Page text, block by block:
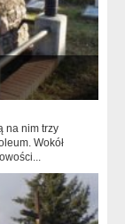
na nim trzy
Wokół